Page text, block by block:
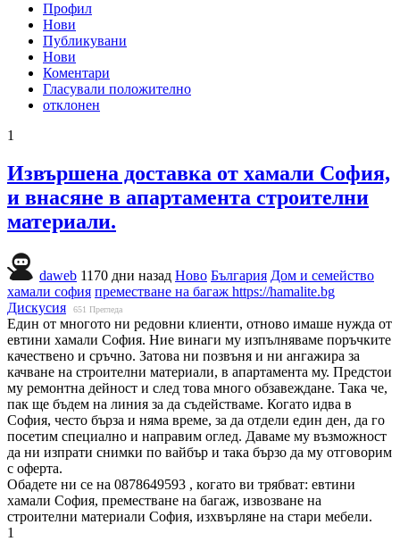
Профил
Нови
Публикувани
Нови
Коментари
Гласували положително
отклонен
1
Извършена доставка от хамали София,
и внасяне в апартамента строителни
материали.
daweb 1170 дни назад Ново България Дом и семейство
хамали софия преместване на багаж https://hamalite.bg
Дискусия
651 Прегледа
Един от многото ни редовни клиенти, отново имаше нужда от
евтини хамали София. Ние винаги му изпълняваме поръчките
качествено и сръчно. Затова ни позвъня и ни ангажира за
качване на строителни материали, в апартамента му. Предстои
му ремонтна дейност и след това много обзавеждане. Така че,
пак ще бъдем на линия за да съдействаме. Когато идва в
София, често бърза и няма време, за да отдели един ден, да го
посетим специално и направим оглед. Даваме му възможност
да ни изпрати снимки по вайбър и така бързо да му отговорим
с оферта.
Обадете ни се на 0878649593 , когато ви трябват: евтини
хамали София, преместване на багаж, извозване на
строителни материали София, изхвърляне на стари мебели.
1